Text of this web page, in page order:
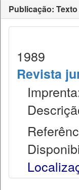
Publicação:
1989
Revista